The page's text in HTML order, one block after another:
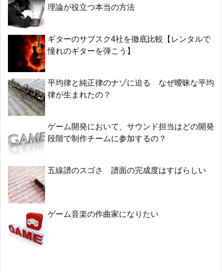
理論が役立つ本当の方法
ギターのサブスク4社を徹底比較【レンタルで
憧れのギターを弾こう】
平均律と純正律のナゾに迫る なぜ曖昧な平均
律が生まれたの？
ゲーム開発において、サウンド担当はどの開発
段階で制作チームに参加するの？
五線譜のスゴさ 譜面の完成度はすばらしい
ゲーム音楽の作曲家になりたい